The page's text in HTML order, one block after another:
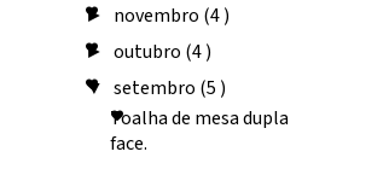
► novembro (4 )
►outubro (4 )
▼setembro (5 )
Toalha de mesa dupla
face.